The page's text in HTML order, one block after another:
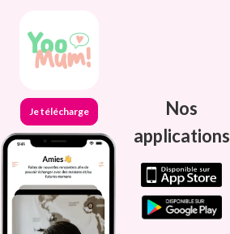
Je télécharge
Nos
applications